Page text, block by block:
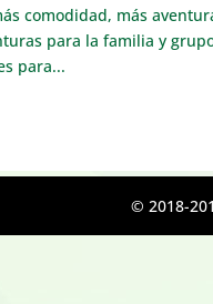
comodidad, más
para la familia y
para...
© 2018-